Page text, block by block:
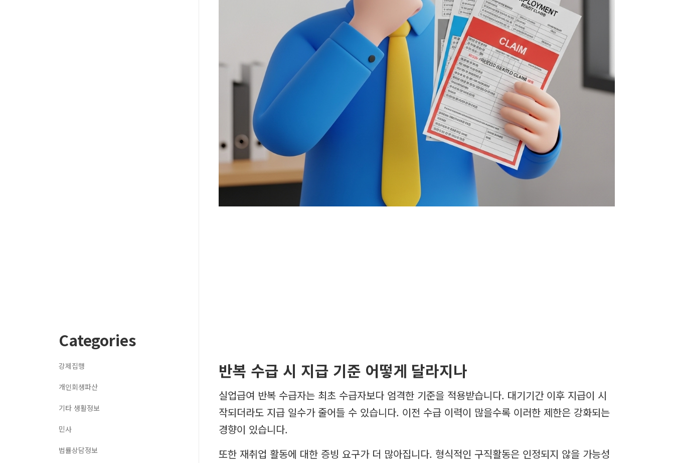
반복 수급 시 지급 기준 어떻게 달라지나
실업급여 반복 수급자는 최초 수급자보다 엄격한 기준을 적용받습니다. 대기기간 이후 지급이 시
작되더라도 지급 일수가 줄어들 수 있습니다. 이전 수급 이력이 많을수록 이러한 제한은 강화되는
경향이 있습니다.
또한 재취업 활동에 대한 증빙 요구가 더 많아집니다. 형식적인 구직활동은 인정되지 않을 가능성
Categories
강제집행
개인회생파산
기타 생활정보
민사
법률상담정보